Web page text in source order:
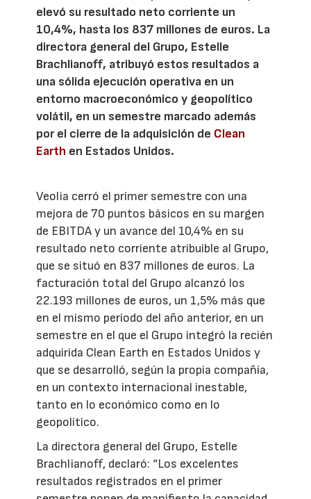
elevó su resultado neto corriente un
10,4%, hasta los 837 millones de euros. La
directora general del Grupo, Estelle
Brachlianoff, atribuyó estos resultados a
una sólida ejecución operativa en un
entorno macroeconómico y geopolítico
volátil, en un semestre marcado además
por el cierre de la adquisición de Clean
Earth en Estados Unidos.
Veolia cerró el primer semestre con una
mejora de 70 puntos básicos en su margen
de EBITDA y un avance del 10,4% en su
resultado neto corriente atribuible al Grupo,
que se situó en 837 millones de euros. La
facturación total del Grupo alcanzó los
22.193 millones de euros, un 1,5% más que
en el mismo periodo del año anterior, en un
semestre en el que el Grupo integró la recién
adquirida Clean Earth en Estados Unidos y
que se desarrolló, según la propia compañía,
en un contexto internacional inestable,
tanto en lo económico como en lo
geopolítico.
La directora general del Grupo, Estelle
Brachlianoff, declaró: “Los excelentes
resultados registrados en el primer